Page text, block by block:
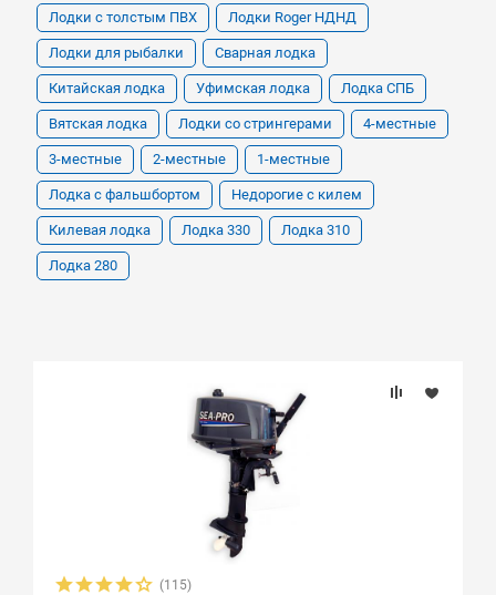
Лодки с толстым ПВХ Лодки Roger НДНД
Лодки для рыбалки Сварная лодка
Китайская лодка Уфимская лодка Лодка СПБ
Вятская лодка Лодки со стрингерами 4-местные
3-местные 2-местные 1-местные
Лодка с фальшбортом Недорогие с килем
Килевая лодка Лодка 330 Лодка 310
Лодка 280
(115)